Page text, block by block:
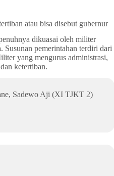
atau bisa disebut gubernur
dikuasai oleh militer
Susunan pemerintahan terdiri dari
yang mengurus administrasi,
ketertiban.
Sadewo Aji (XI TJKT 2)